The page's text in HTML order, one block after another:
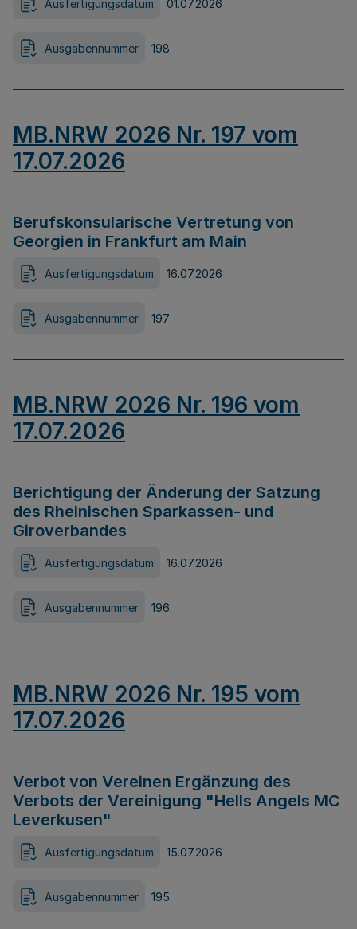
Ausfertigungsdatum 01.07.2026
Ausgabennummer 198
MB.NRW 2026 Nr. 197 vom
17.07.2026
Berufskonsularische Vertretung von
Georgien in Frankfurt am Main
Ausfertigungsdatum 16.07.2026
Ausgabennummer 197
MB.NRW 2026 Nr. 196 vom
17.07.2026
Berichtigung der Änderung der Satzung
des Rheinischen Sparkassen- und
Giroverbandes
Ausfertigungsdatum 16.07.2026
Ausgabennummer 196
MB.NRW 2026 Nr. 195 vom
17.07.2026
Verbot von Vereinen Ergänzung des
Verbots der Vereinigung "Hells Angels MC
Leverkusen"
Ausfertigungsdatum 15.07.2026
Ausgabennummer 195